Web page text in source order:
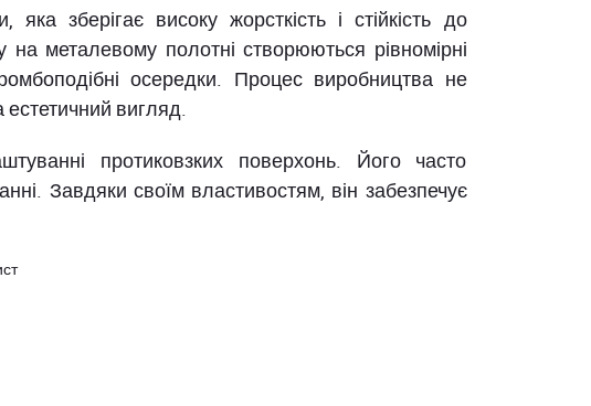
зберігає високу жорсткість і стійкість до
металевому полотні створюються рівномірні
осередки. Процес виробництва не
естетичний вигляд.
протиковзких поверхонь. Його часто
Завдяки своїм властивостям, він забезпечує